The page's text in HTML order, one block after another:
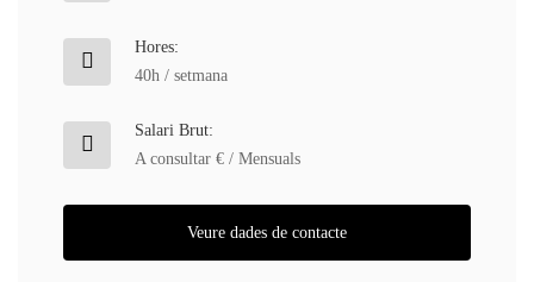
Hores:
40h / setmana
Salari Brut:
A consultar € / Mensuals
Veure dades de contacte